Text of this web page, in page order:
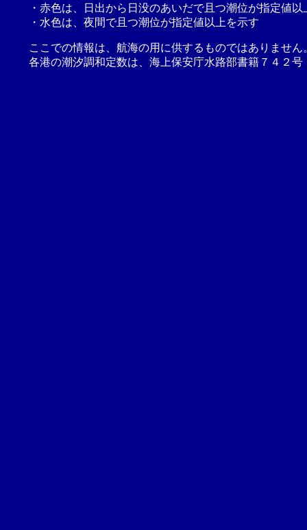
・赤色は、日出から日没のあいだで且つ潮位が指定値以
・水色は、夜間で且つ潮位が指定値以上を示す
ここでの情報は、航海の用に供するものではありませ
各港の潮汐調和定数は、海上保安庁水路部書籍７４２